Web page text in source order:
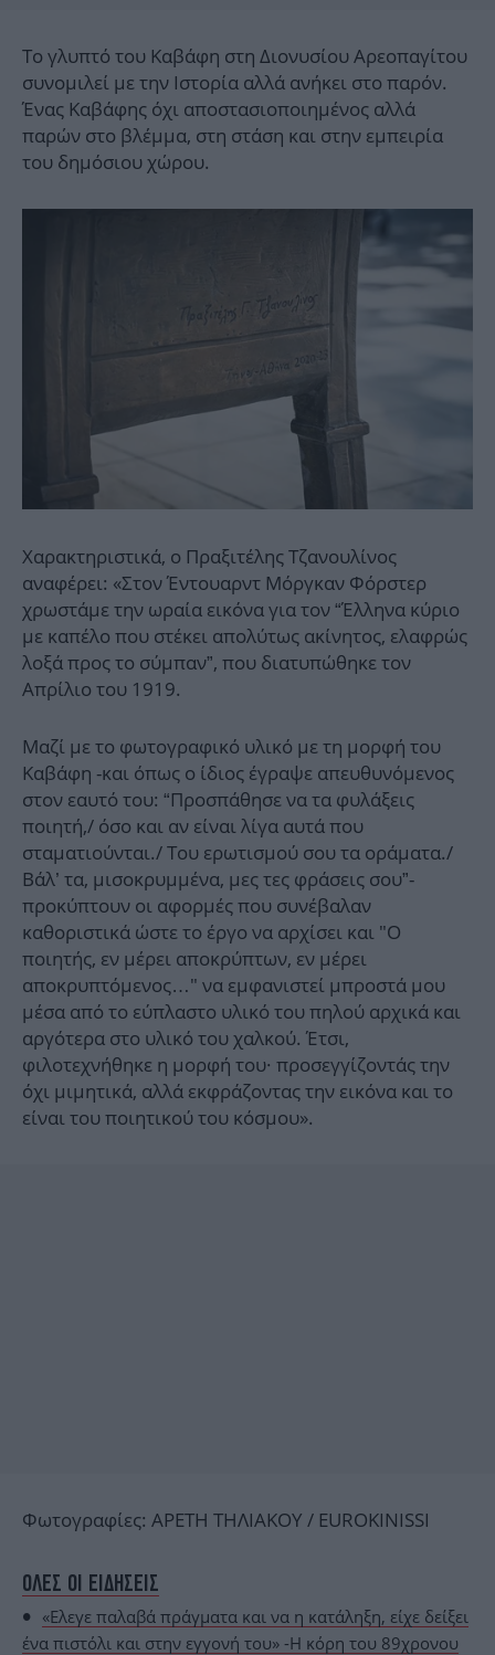
Το γλυπτό του Καβάφη στη Διονυσίου Αρεοπαγίτου
συνομιλεί με την Ιστορία αλλά ανήκει στο παρόν.
Ένας Καβάφης όχι αποστασιοποιημένος αλλά
παρών στο βλέμμα, στη στάση και στην εμπειρία
του δημόσιου χώρου.
Χαρακτηριστικά, ο Πραξιτέλης Τζανουλίνος
αναφέρει: «Στον Έντουαρντ Μόργκαν Φόρστερ
χρωστάμε την ωραία εικόνα για τον “Έλληνα κύριο
με καπέλο που στέκει απολύτως ακίνητος, ελαφρώς
λοξά προς το σύμπαν”, που διατυπώθηκε τον
Απρίλιο του 1919.
Μαζί με το φωτογραφικό υλικό με τη μορφή του
Καβάφη -και όπως ο ίδιος έγραψε απευθυνόμενος
στον εαυτό του: “Προσπάθησε να τα φυλάξεις
ποιητή,/ όσο και αν είναι λίγα αυτά που
σταματιούνται./ Του ερωτισμού σου τα οράματα./
Βάλ’ τα, μισοκρυμμένα, μες τες φράσεις σου”-
προκύπτουν οι αφορμές που συνέβαλαν
καθοριστικά ώστε το έργο να αρχίσει και "Ο
ποιητής, εν μέρει αποκρύπτων, εν μέρει
αποκρυπτόμενος…" να εμφανιστεί μπροστά μου
μέσα από το εύπλαστο υλικό του πηλού αρχικά και
αργότερα στο υλικό του χαλκού. Έτσι,
φιλοτεχνήθηκε η μορφή του· προσεγγίζοντάς την
όχι μιμητικά, αλλά εκφράζοντας την εικόνα και το
είναι του ποιητικού του κόσμου».
Φωτογραφίες: ΑΡΕΤΗ ΤΗΛIAΚΟΥ / EUROKINISSI
ΟΛΕΣ ΟΙ ΕΙΔΗΣΕΙΣ
«Ελεγε παλαβά πράγματα και να η κατάληξη, είχε δείξει
ένα πιστόλι και στην εγγονή του» -Η κόρη του 89χρονου